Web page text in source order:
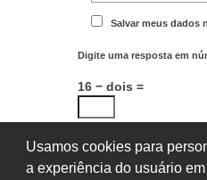
Salvar meus dados
Digite uma resposta em
16 − dois =
Usamos cookies para
a experiência do usuário